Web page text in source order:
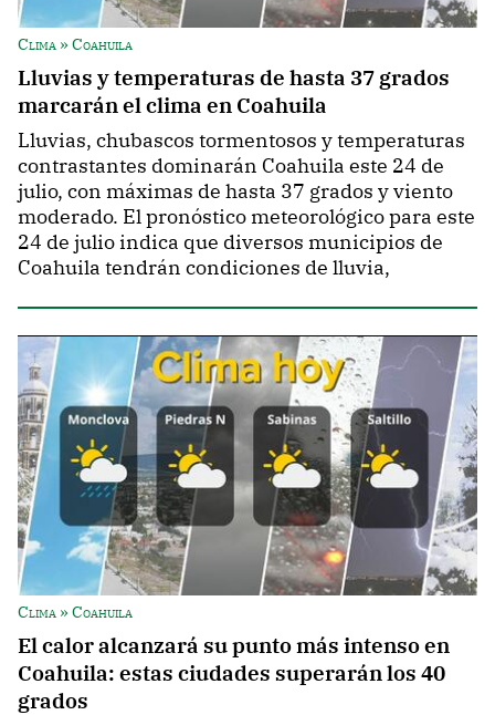
Clima » Coahuila
Lluvias y temperaturas de hasta 37 grados
marcarán el clima en Coahuila
Lluvias, chubascos tormentosos y temperaturas
contrastantes dominarán Coahuila este 24 de
julio, con máximas de hasta 37 grados y viento
moderado. El pronóstico meteorológico para este
24 de julio indica que diversos municipios de
Coahuila tendrán condiciones de lluvia,
Clima » Coahuila
El calor alcanzará su punto más intenso en
Coahuila: estas ciudades superarán los 40
grados